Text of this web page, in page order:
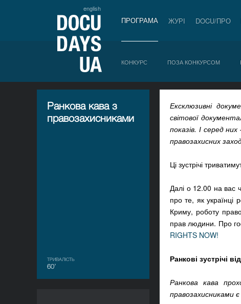
english
ПРОГРАМА ЖУРІ DOCU/ПРО
КОНКУРС ПОЗА КОНКУРСОМ
Ранкова кава з
правозахисниками
ТРИВАЛІСТЬ
60’
Ексклюзивні
світової
показів. І серед
правозахисних
Ці зустрічі
Далі о 12.00 на вас
про те, як
Криму, роботу
прав людини. Про
RIGHTS NOW!
Ранкові зустрічі
Ранкова кава
правозахисниками